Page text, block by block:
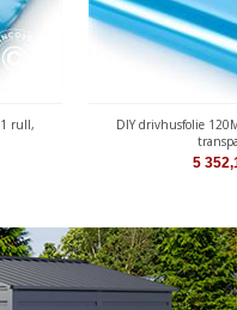
rull,
DIY drivhusfolie
5